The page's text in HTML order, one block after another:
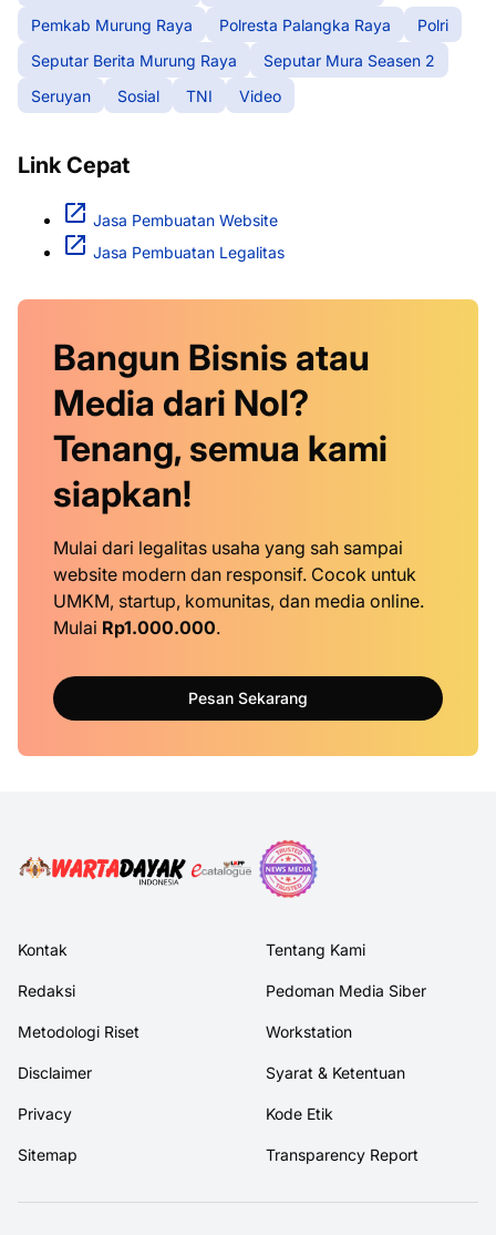
Pemkab Murung Raya
Polresta Palangka Raya
Polri
Seputar Berita Murung Raya
Seputar Mura Seasen 2
Seruyan
Sosial TNI Video
Link Cepat
Jasa Pembuatan Website
Jasa Pembuatan Legalitas
Bangun Bisnis atau
Media dari Nol?
Tenang, semua kami
siapkan!
Mulai dari legalitas usaha yang sah sampai
website modern dan responsif. Cocok untuk
UMKM, startup, komunitas, dan media online.
Mulai Rp1.000.000.
Pesan Sekarang
Kontak Tentang Kami
Redaksi Pedoman Media Siber
Metodologi Riset Workstation
Disclaimer Syarat & Ketentuan
Privacy Kode Etik
Sitemap Transparency Report